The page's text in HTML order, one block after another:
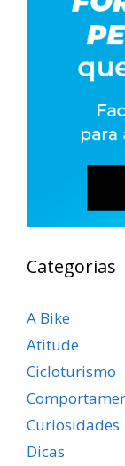
Categorias
A Bike
Atitude
Cicloturismo
Curiosidades
Dicas